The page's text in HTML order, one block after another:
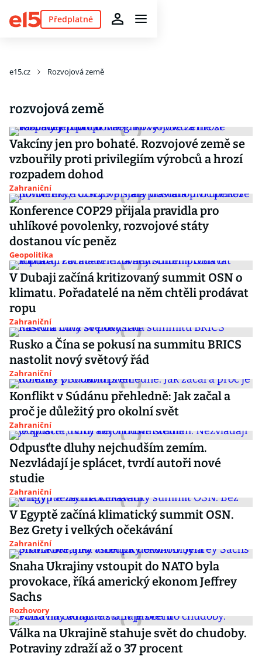
Předplatné
e15.cz Rozvojová země
rozvojová země
Vakcíny jen pro bohaté. Rozvojové země se
vzbouřily proti privilegiím výrobců a hrozí
rozpadem dohod
Zahraniční
Konference COP29 přijala pravidla pro
uhlíkové povolenky, rozvojové státy
dostanou víc peněz
Geopolitika
V Dubaji začíná kritizovaný summit OSN o
klimatu. Pořadatelé na něm chtěli prodávat
ropu
Zahraniční
Rusko a Čína se pokusí na summitu BRICS
nastolit nový světový řád
Zahraniční
Konflikt v Súdánu přehledně: Jak začal a
proč je důležitý pro okolní svět
Zahraniční
Odpusťte dluhy nejchudším zemím.
Nezvládají je splácet, tvrdí autoři nové
studie
Zahraniční
V Egyptě začíná klimatický summit OSN.
Bez Grety i velkých očekávání
Zahraniční
Snaha Ukrajiny vstoupit do NATO byla
provokace, říká americký ekonom Jeffrey
Sachs
Rozhovory
Válka na Ukrajině stahuje svět do chudoby.
Potraviny zdraží až o 37 procent